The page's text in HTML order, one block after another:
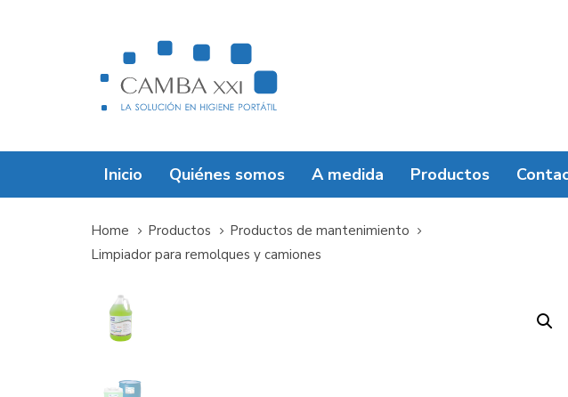
content
Inicio Quiénes somos A medida Productos
Home Productos
Productos de mantenimiento
Limpiador para remolques y camiones